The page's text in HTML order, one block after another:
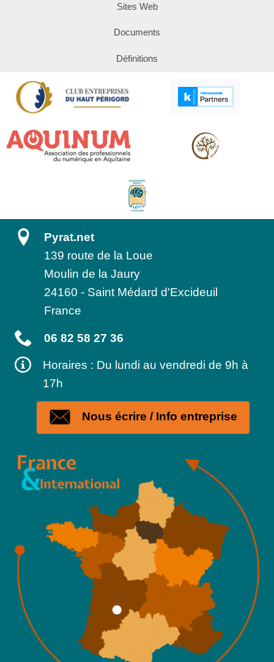
Sites Web
Documents
Définitions
Pyrat.net
139 route de la Loue
Moulin de la Jaury
24160 - Saint Médard d'Excideuil
France
06 82 58 27 36
Horaires : Du lundi au vendredi de 9h à
17h
Nous écrire / Info entreprise